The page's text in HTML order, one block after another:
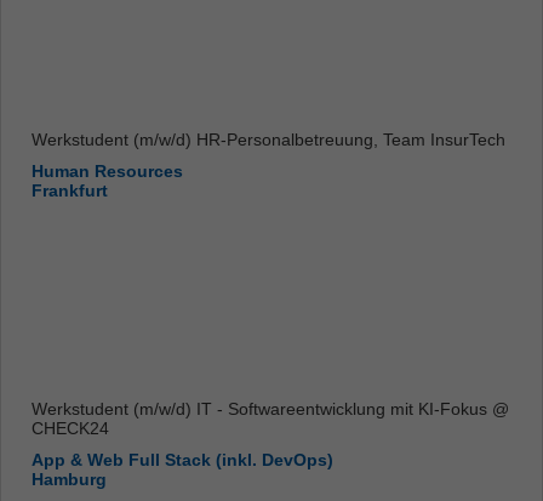
Werkstudent (m/w/d) HR-Personalbetreuung, Team InsurTech
Human Resources
Frankfurt
Werkstudent (m/w/d) IT - Softwareentwicklung mit KI-Fokus @
CHECK24
App & Web Full Stack (inkl. DevOps)
Hamburg